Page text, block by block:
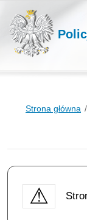
Strona główna